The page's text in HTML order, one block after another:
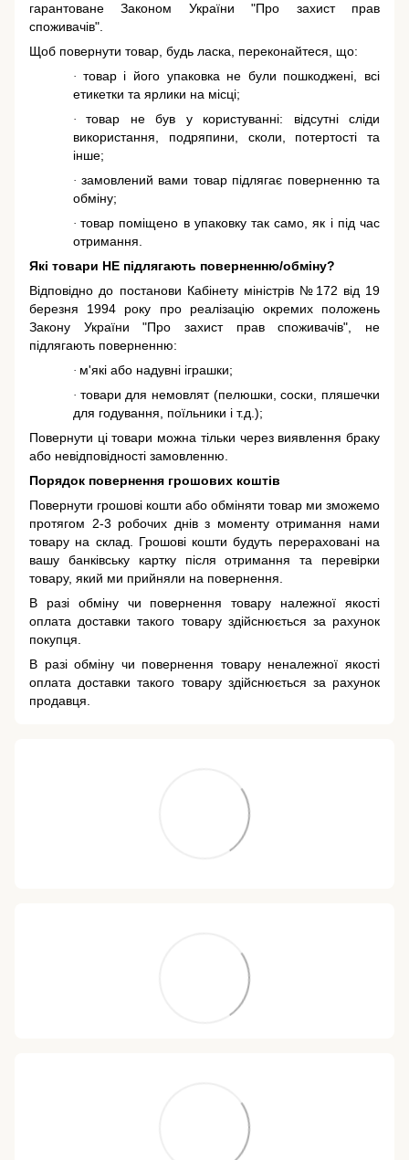
гарантованеЗаконом України "Про захист прав
споживачів".
Щоб повернути товар, будь ласка, переконайтеся, що:
· товар і його упаковка не були пошкоджені, всі
етикетки та ярлики на місці;
·товар не був у користуванні: відсутні сліди
використання, подряпини, сколи, потертості та
інше;
· замовлений вами товар підлягає поверненню та
обміну;
·товар поміщено в упаковку так само, як і під час
отримання.
Які товари НЕ підлягають поверненню/обміну?
Відповідно до постанови Кабінету міністрів №172 від 19
березня 1994 року про реалізацію окремих положень
Закону України "Про захист прав споживачів", не
підлягають поверненню:
· м'які або надувні іграшки;
· товари для немовлят (пелюшки, соски, пляшечки
для годування, поїльники і т.д.);
Повернути ці товари можна тільки через виявлення браку
або невідповідності замовленню.
Порядок повернення грошових коштів
Повернути грошові кошти або обміняти товар ми зможемо
протягом 2-3 робочих днів з моменту отримання нами
товару на склад. Грошові кошти будуть перераховані на
вашу банківську картку після отримання та перевірки
товару, який ми прийняли на повернення.
В разі обміну чи повернення товару належної якості
оплата доставки такого товару здійснюється за рахунок
покупця.
В разі обміну чи повернення товару неналежної якості
оплата доставки такого товару здійснюється за рахунок
продавця.